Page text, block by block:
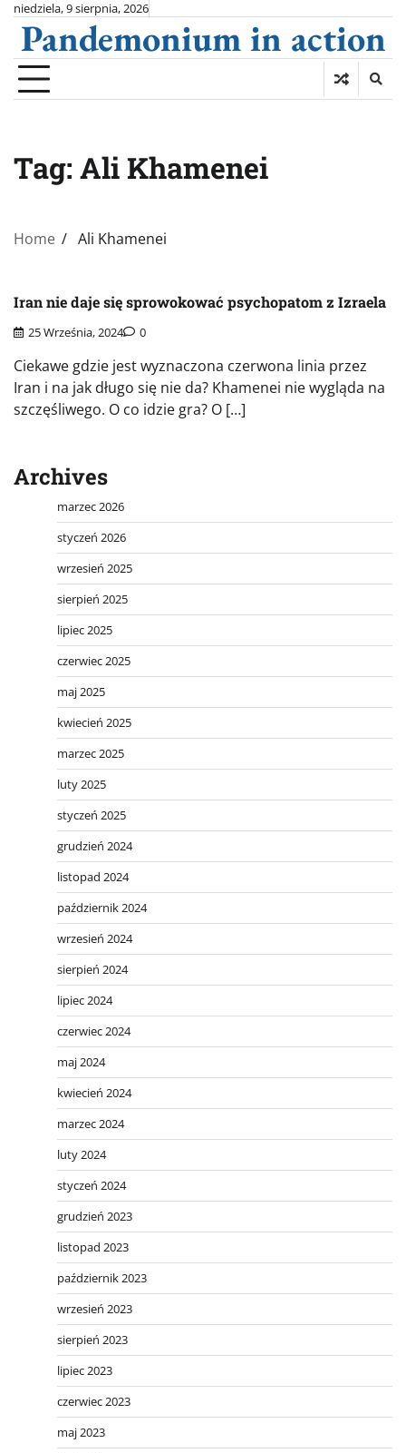
Skip
content
niedziela, 9 sierpnia, 2026
Pandemonium in action
Tag: Ali Khamenei
Home Ali Khamenei
Iran nie daje się sprowokować psychopatom z Izraela
25 Września, 2024 0
Ciekawe gdzie jest wyznaczona czerwona linia przez
Iran i na jak długo się nie da? Khamenei nie wygląda na
szczęśliwego. O co idzie gra? O […]
Archives
marzec 2026
styczeń 2026
wrzesień 2025
sierpień 2025
lipiec 2025
czerwiec 2025
maj 2025
kwiecień 2025
marzec 2025
luty 2025
styczeń 2025
grudzień 2024
listopad 2024
październik 2024
wrzesień 2024
sierpień 2024
lipiec 2024
czerwiec 2024
maj 2024
kwiecień 2024
marzec 2024
luty 2024
styczeń 2024
grudzień 2023
listopad 2023
październik 2023
wrzesień 2023
sierpień 2023
lipiec 2023
czerwiec 2023
maj 2023